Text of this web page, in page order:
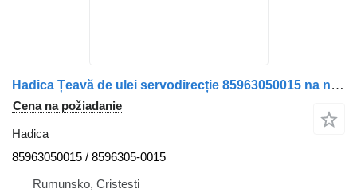
Hadica Țeavă de ulei servodirecție 85963050015 na nákladného auta MAN
Cena na požiadanie
Hadica
85963050015 / 8596305-0015
Rumunsko, Cristesti